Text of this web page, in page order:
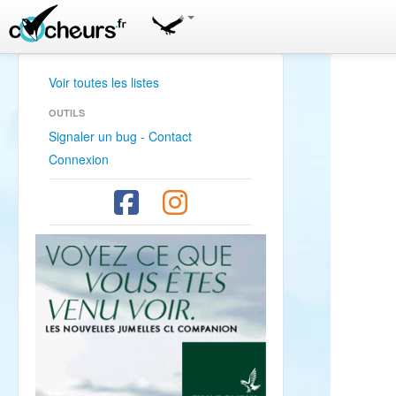
Voir toutes les listes
OUTILS
Signaler un bug - Contact
Connexion